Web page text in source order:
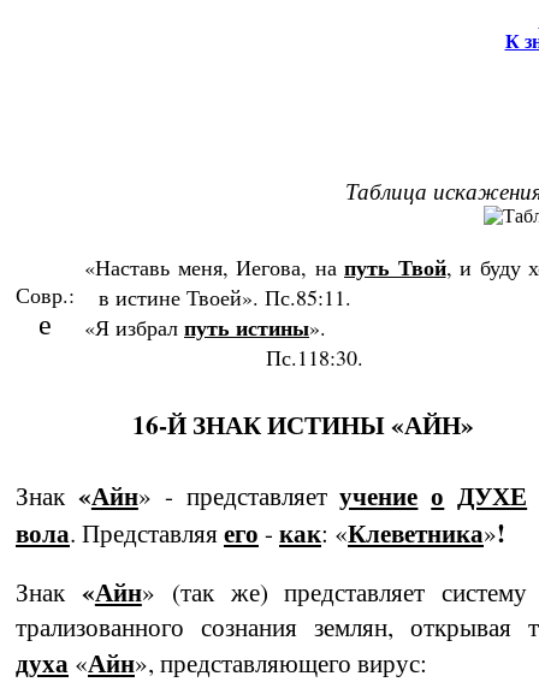
К
Таблица
Совр.:
e
«Наставь меня, Иегова, на путь Твой, и буду
в истине Тво­ей». Пс.85:11.
«Я избрал путь истины».
Пс.118:30.
16-Й ЗНАК ИСТИНЫ «АЙН»
Знак «Айн» - представляетучение о ДУХЕ
вола. Представляяего - как: «Клеветника»!
Знак«Айн» (так же) представляет
трализованного сознания землян, открывая
духа «Айн», представляющего вирус: